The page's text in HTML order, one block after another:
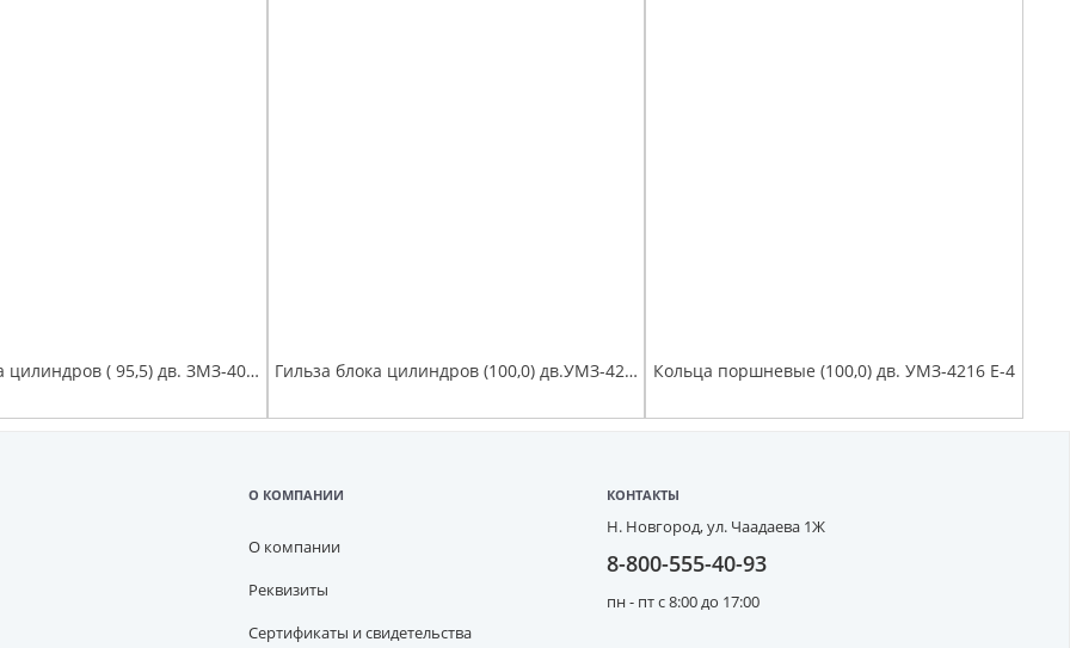
Гильза блока цилиндров ( 95,5) дв. ЗМЗ-405,409 (4 шт к-т) Гильза блока цилиндров (100,0) дв.УМЗ-421 и его модиф. (4 шт к-т) Кольца поршневые (100,0) дв. УМЗ-4216 Е-4
О КОМПАНИИ
О компании
Реквизиты
Сертификаты и свидетельства
КОНТАКТЫ
Н. Новгород,ул. Чаадаева 1Ж
8-800-555-40-93
пн - пт с 8:00 до 17:00